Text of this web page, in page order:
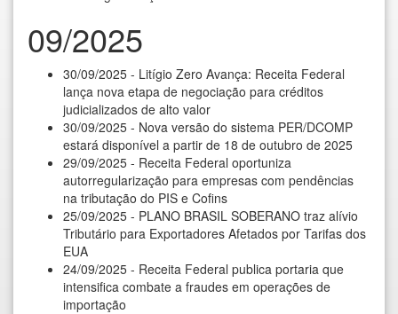
09/2025
30/09/2025 - Litígio Zero Avança: Receita Federal
lança nova etapa de negociação para créditos
judicializados de alto valor
30/09/2025 - Nova versão do sistema PER/DCOMP
estará disponível a partir de 18 de outubro de 2025
29/09/2025 - Receita Federal oportuniza
autorregularização para empresas com pendências
na tributação do PIS e Cofins
25/09/2025 - PLANO BRASIL SOBERANO traz alívio
Tributário para Exportadores Afetados por Tarifas dos
EUA
24/09/2025 - Receita Federal publica portaria que
intensifica combate a fraudes em operações de
importação